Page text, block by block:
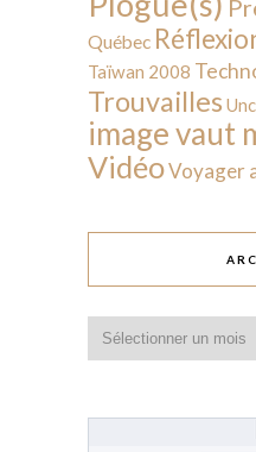
Québec
Taïwan 2008
Trouvailles
image vaut
VidéoVoyager